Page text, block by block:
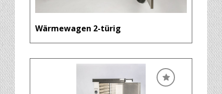
Wärmewagen 2-türig